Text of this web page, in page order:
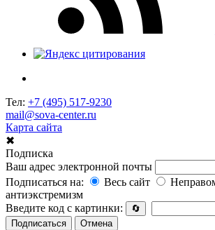
Тел: +7 (495) 517-9230
mail@sova-center.ru
Карта сайта
✖
Подписка
Ваш адрес электронной почты
Подписаться на:
Весь сайт
антиэкстремизм
Введите код с картинки:
🔄
Подписаться
Отмена